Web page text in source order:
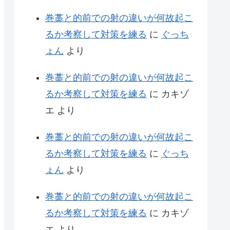
巻藁と的前での射の違いが何故起こ
るか考察して対策を練る に ぐっち
ょん より
巻藁と的前での射の違いが何故起こ
るか考察して対策を練る に カキゾ
エ より
巻藁と的前での射の違いが何故起こ
るか考察して対策を練る に ぐっち
ょん より
巻藁と的前での射の違いが何故起こ
るか考察して対策を練る に カキゾ